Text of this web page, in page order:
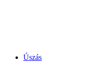
Úszás